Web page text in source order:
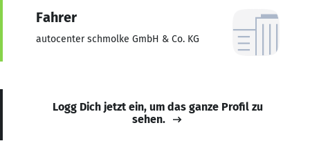
Fahrer
autocenter schmolke GmbH & Co. KG
Logg Dich jetzt ein, um das ganze Profil zu
sehen.